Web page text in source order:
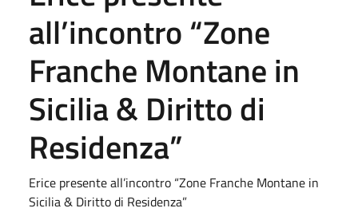
all’incontro “Zone
Franche Montane in
Sicilia & Diritto di
Residenza”
Erice presente all’incontro “Zone Franche Montane in
Sicilia & Diritto di Residenza”